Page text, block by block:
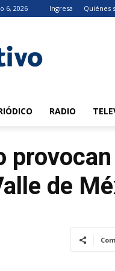
6, 2026 Ingresa Quiénes
RADIO
de